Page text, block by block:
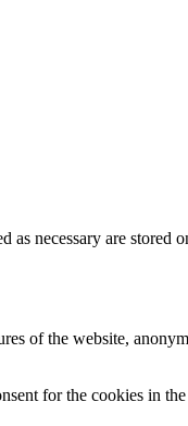
necessary are stored
of the website,
for the cookies in